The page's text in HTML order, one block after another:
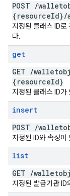
POST /
{resourceId}/
지정된 클래스 ID로
다.
get
GET /
{resourceId}
지정된 클래스 ID가
insert
POST /
지정된 ID와 속성이
list
GET /
지정된 발급기관 ID